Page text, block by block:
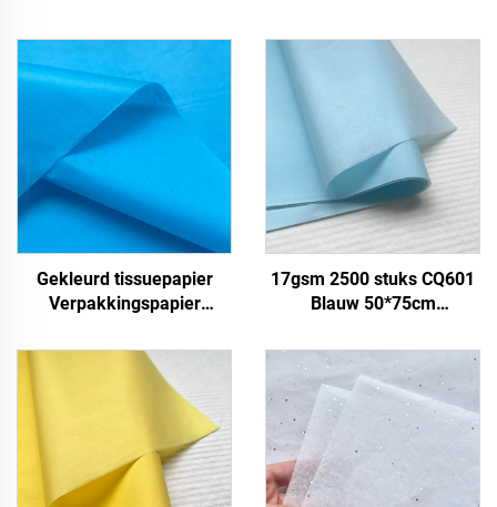
Gekleurd tissuepapier
Verpakkingspapier
17gsm
17gsm 2500 stuks CQ601
Blauw 50*75cm
Maatwerk Papierfabriek
direct Voedsel Fruit
Kleding T-shirt Schoenen
Verpakken